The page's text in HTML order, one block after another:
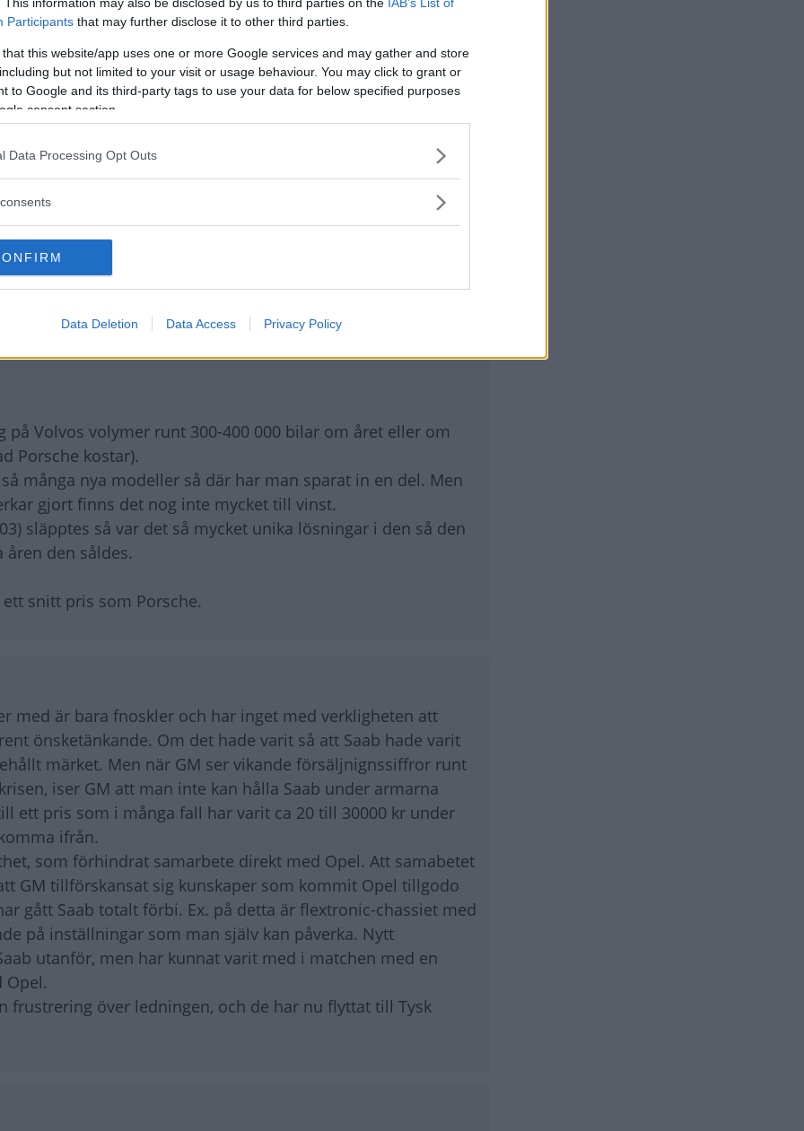
Participants that may further disclose it to other third parties.
that this website/app uses one or more Google services and may gather and store
but not limited to your visit or usage behaviour. You may click to grant or
to Google and its third-party tags to use your data for below specified purposes
consent section.
Data Processing Opt Outs
Data Deletion Data Access Privacy Policy
på Volvos volymer runt 300-400 000 bilar om året eller om
Porsche kostar).
många nya modeller så där har man sparat in en del. Men
gjort finns det nog inte mycket till vinst.
släpptes så var det så mycket unika lösningar i den så den
den såldes.
snitt pris som Porsche.
med är bara fnoskler och har inget med verkligheten att
önsketänkande. Om det hade varit så att Saab hade varit
märket. Men när GM ser vikande försäljnignssiffror runt
iser GM att man inte kan hålla Saab under armarna
ett pris som i många fall har varit ca 20 till 30000 kr under
ifrån.
som förhindrat samarbete direkt med Opel. Att samabetet
GM tillförskansat sig kunskaper som kommit Opel tillgodo
gått Saab totalt förbi. Ex. på detta är flextronic-chassiet med
på inställningar som man själv kan påverka. Nytt
utanför, men har kunnat varit med i matchen med en
Opel.
frustrering över ledningen, och de har nu flyttat till Tysk